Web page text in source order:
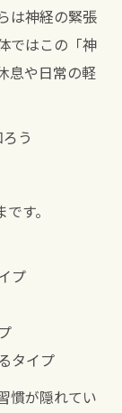
は神経の緊張
ではこの「神
息や日常の軽
う
す。
プ
タイプ
慣が隠れてい